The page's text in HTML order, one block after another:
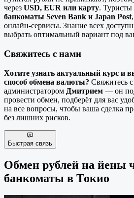
через USD, EUR или карту. Туристы
банкоматы Seven Bank и Japan Post
онлайн-сервисы. Знание всех
выбрать оптимальный вариант под
Свяжитесь с нами
Хотите узнать актуальный курс и
способ обмена валюты? Свяжитесь
администратором Дмитрием — он
провести обмен, подберёт для вас
на все вопросы, чтобы ваша сделка
без лишних рисков.
Быстрая связь
Обмен рублей на йены
банкоматы в Токио